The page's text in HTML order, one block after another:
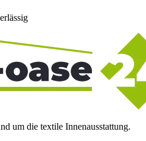
um die textile Innenausstattung.